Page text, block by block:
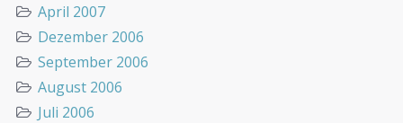
April 2007
Dezember 2006
September 2006
August 2006
Juli 2006